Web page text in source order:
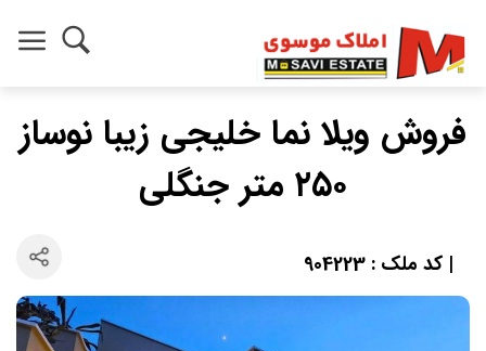
فروش ویلا نما خلیجی زیبا نوساز
۲۵۰ متر جنگلی
| کد ملک : 904223